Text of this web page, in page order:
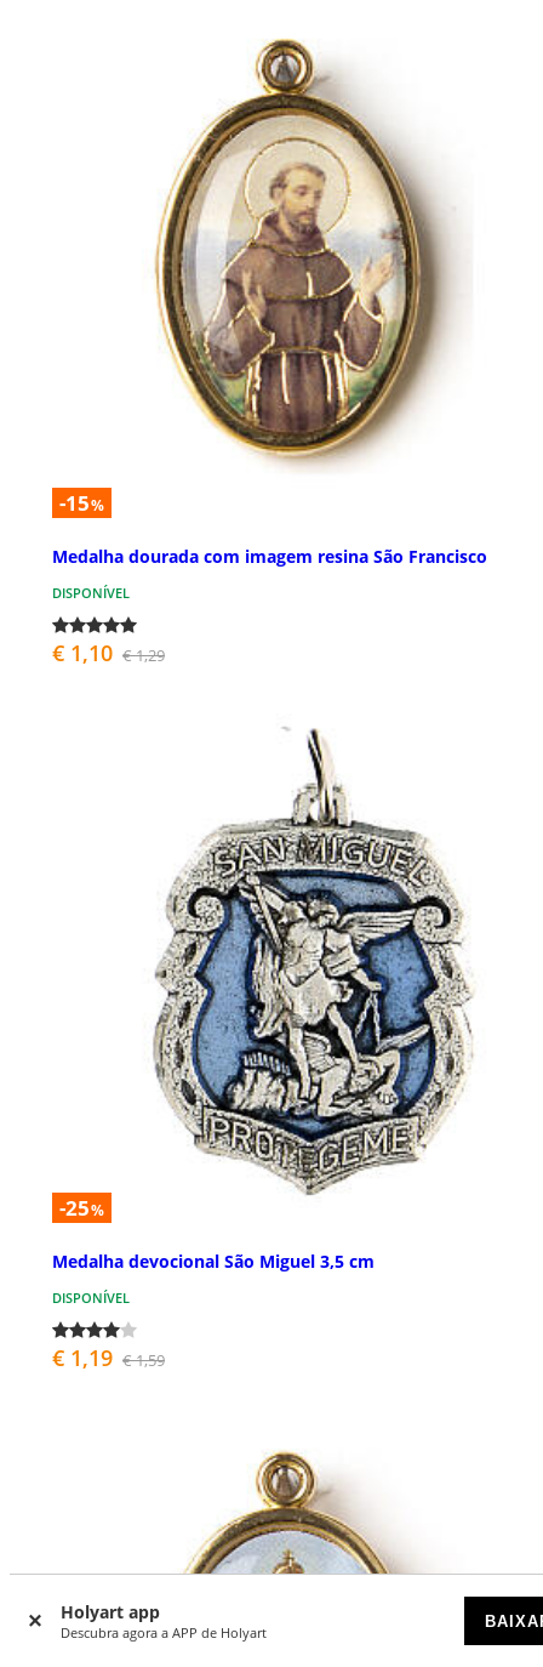
Holyart app
Descubra agora a APP de Holyart
-15%
Medalha dourada com imagem resina São Francisco
DISPONÍVEL
€ 1,10 € 1,29
-25%
Medalha devocional São Miguel 3,5 cm
DISPONÍVEL
€ 1,19 € 1,59